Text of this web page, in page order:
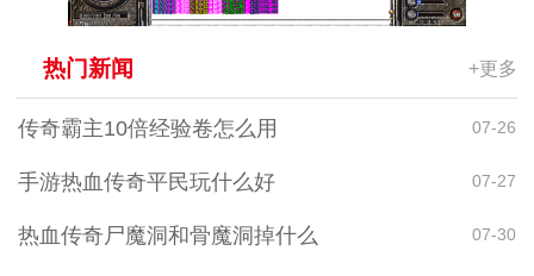
热门新闻 +更多
传奇霸主10倍经验卷怎么用 07-26
手游热血传奇平民玩什么好 07-27
热血传奇尸魔洞和骨魔洞掉什么 07-30